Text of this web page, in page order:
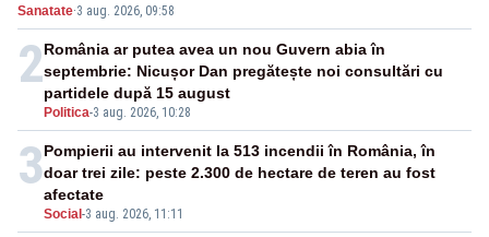
Sanatate·3 aug. 2026, 09:58
2
Politica-3 aug. 2026, 10:28
România ar putea avea un nou Guvern abia în
septembrie: Nicușor Dan pregătește noi consultări cu
partidele după 15 august
3
Social -3 aug. 2026, 11:11
Pompierii au intervenit la 513 incendii în România, în
doar trei zile: peste 2.300 de hectare de teren au fost
afectate